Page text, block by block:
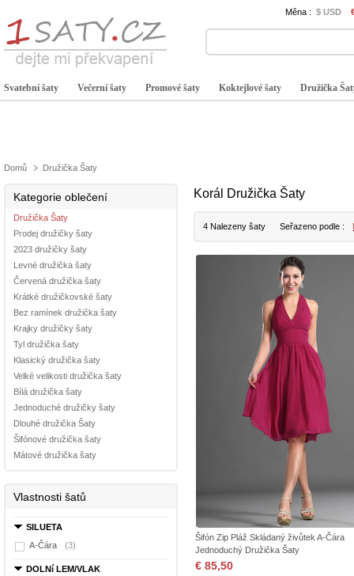
Měna : $ USD
Svatební šaty Večerní šaty Promové šaty Koktejlové šaty Družička
Domů Družička Šaty
Kategorie oblečení
Družička Šaty
Prodej družičky šaty
2023 družičky šaty
Levné družička šaty
Červená družička šaty
Krátké družičkovské šaty
Bez ramínek družička šaty
Krajky družičky šaty
Tyl družička šaty
Klasický družička šaty
Velké velikosti družička šaty
Bílá družička šaty
Jednoduché družičky šaty
Dlouhé družička Šaty
Šifónové družička šaty
Mátové družička šaty
Vlastnosti šatů
SILUETA
A-Čára
(3)
DOLNí LEM/VLAK
Korál Družička Šaty
4 Nalezeny šaty Seřazeno podle :
Šifón Zip Pláž Skládaný živůtek A-Čára
Jednoduchý Družička Šaty
€ 85,50